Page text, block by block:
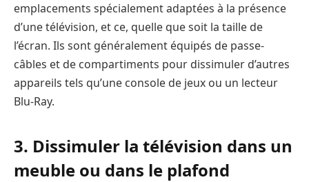
emplacements spécialement adaptées à la présence
d’une télévision, et ce, quelle que soit la taille de
l’écran. Ils sont généralement équipés de passe-
câbles et de compartiments pour dissimuler d’autres
appareils tels qu’une console de jeux ou un lecteur
Blu-Ray.
3. Dissimuler la télévision dans un
meuble ou dans le plafond